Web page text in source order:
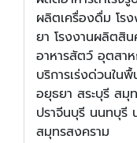
ผลิตเครื่องดื่ม โร
ยา โรงงานผลิตสิ
อาหารสัตว์ อุตสา
บริการเร่งด่วนใน
อยุธยา สระบุรี สมุ
ปราจีนบุรี นนทบุรี
สมุทรสงคราม